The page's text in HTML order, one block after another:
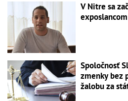
V Nitre sa
Spoločnosť
zmenky bez
žalobu za